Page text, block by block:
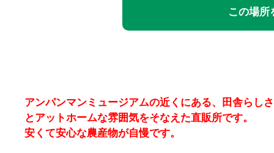
この場所
アンパンマンミュージアムの近くにある、田舎らしさ
とアットホームな雰囲気をそなえた直販所です。
安くて安心な農産物が自慢です。